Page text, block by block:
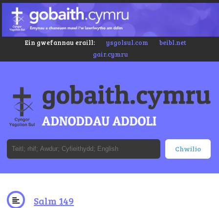
Ein gwefannau eraill: ysgolsul.com
beibl.net
gair.cymru
Salm 149